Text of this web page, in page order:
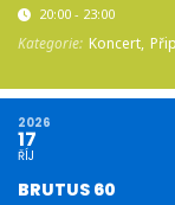
20:00 - 23:00
Kategorie: Koncert,
2026
17
ŘÍJ
BRUTUS 60